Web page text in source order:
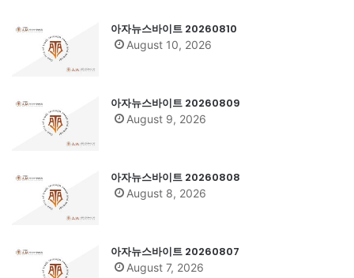
아자뉴스바이트 20260810
August 10, 2026
아자뉴스바이트 20260809
August 9, 2026
아자뉴스바이트 20260808
August 8, 2026
아자뉴스바이트 20260807
August 7, 2026